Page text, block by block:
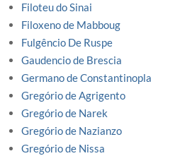
Filoteu do Sinai
Filoxeno de Mabboug
Fulgêncio De Ruspe
Gaudencio de Brescia
Germano de Constantinopla
Gregório de Agrigento
Gregório de Narek
Gregório de Nazianzo
Gregório de Nissa